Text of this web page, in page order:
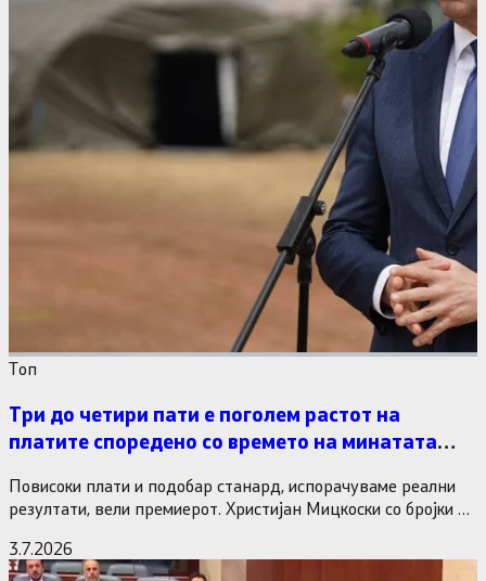
Tоп
Три до четири пати е поголем растот на
платите споредено со времето на минатата
Повисоки плати и подобар станард, испорачуваме реални
резултати, вели премиерот. Христијан Мицкоски со бројки и
3.7.2026